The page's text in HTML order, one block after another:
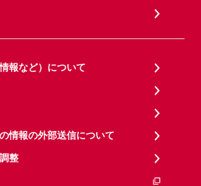
報など）について
情報の外部送信について
整